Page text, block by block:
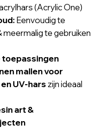
(Acrylic One)
Eenvoudig te
meermalig te gebruiken
toepassingen
mallen voor
enUV-hars zijn ideaal
art &